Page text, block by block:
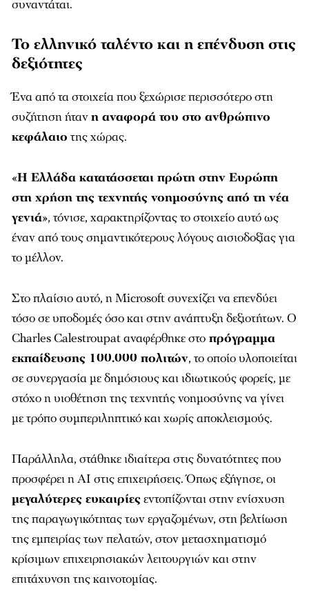
συναντάται.
Το ελληνικό ταλέντο και η επένδυση στις
δεξιότητες
Ένα από τα στοιχεία που ξεχώρισε περισσότερο στη
συζήτηση ήτανη αναφορά του στο ανθρώπινο
κεφάλαιο της χώρας.
«Η Ελλάδα κατατάσσεται πρώτη στην Ευρώπη
στη χρήση της τεχνητής νοημοσύνης από τη νέα
γενιά», τόνισε, χαρακτηρίζοντας το στοιχείο αυτό ως
έναν από τους σημαντικότερους λόγους αισιοδοξίας για
το μέλλον.
Στο πλαίσιο αυτό, η Microsoft συνεχίζει να επενδύει
τόσο σε υποδομές όσο και στην ανάπτυξη δεξιοτήτων. Ο
Charles Calestroupat αναφέρθηκε στο πρόγραμμα
εκπαίδευσης 100.000 πολιτών, το οποίο υλοποιείται
σε συνεργασία με δημόσιους και ιδιωτικούς φορείς, με
στόχο η υιοθέτηση της τεχνητής νοημοσύνης να γίνει
με τρόπο συμπεριληπτικό και χωρίς αποκλεισμούς.
Παράλληλα, στάθηκε ιδιαίτερα στις δυνατότητες που
προσφέρει η AI στις επιχειρήσεις. Όπως εξήγησε, οι
μεγαλύτερες ευκαιρίεςεντοπίζονται στην ενίσχυση
της παραγωγικότητας των εργαζομένων, στη βελτίωση
της εμπειρίας των πελατών, στον μετασχηματισμό
κρίσιμων επιχειρησιακών λειτουργιών και στην
επιτάχυνση της καινοτομίας.